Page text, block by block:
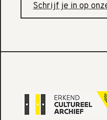
Schrijf je in op